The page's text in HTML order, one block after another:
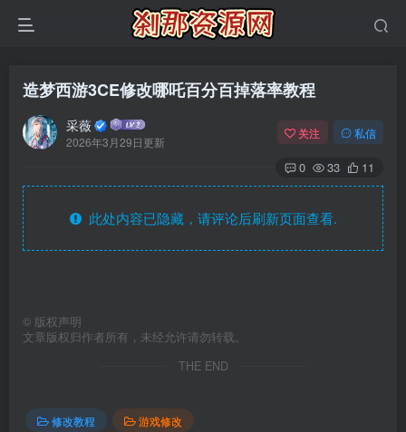
造梦西游3CE修改哪吒百分百掉落率教程
采薇
2026年3月29日更新
关注 私信
0 33 11
此处内容已隐藏，请评论后刷新页面查看.
© 版权声明
文章版权归作者所有，未经允许请勿转载。
THE END
修改教程
游戏修改